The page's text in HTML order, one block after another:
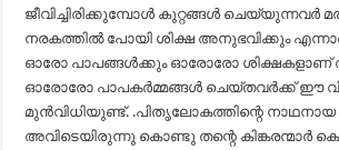
ജീവിച്ചിരിക്കുമ്പോൾ കുറ്റങ്ങൾ ചെയ്യുന്നവർ
നരകത്തിൽ പോയി ശിക്ഷ അനുഭവിക്കും
ഓരോ പാപങ്ങൾക്കും ഓരോരോ ശിക്ഷകളാണ്
ഓരോരോ പാപകർമ്മങ്ങൾ ചെയ്തവർക്ക് ഈ
മുൻ‌വിധിയുണ്ട്. .പിതൃലോകത്തിന്റെ
അവിടെയിരുന്നു കൊണ്ടു തന്റെ കിങ്കരന്മാർ